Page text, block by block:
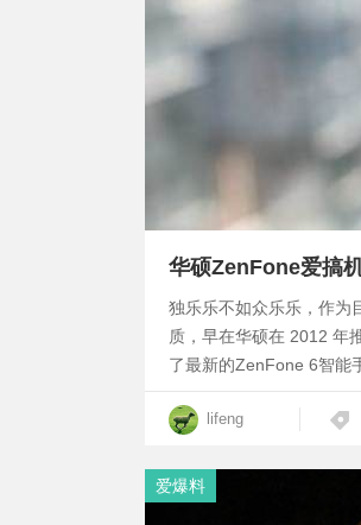
华硕ZenFone爱搞
独乐乐不如众乐乐，作为
质，早在华硕在 2012 年
了最新的ZenFone 6智能
lifeng
爱爆料